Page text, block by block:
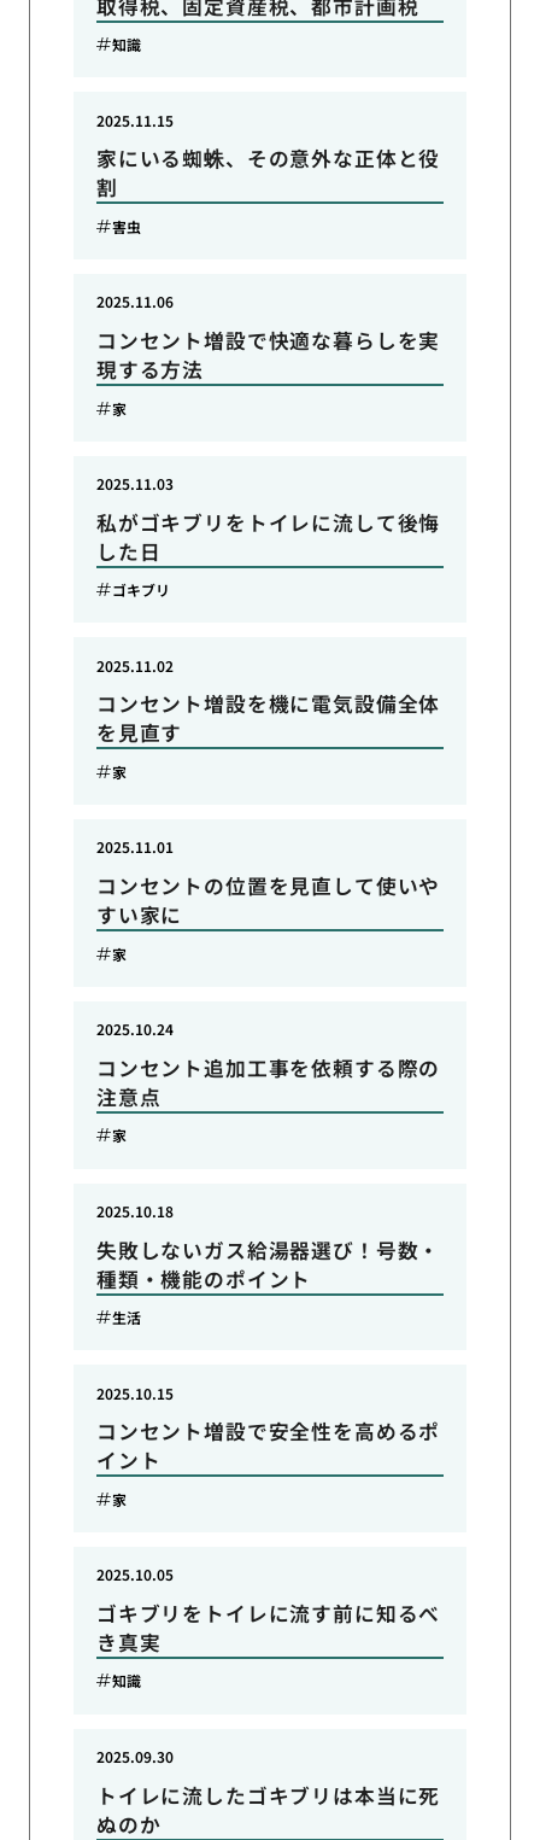
知識
家にいる蜘蛛、その意外な正体と役
割
2025.11.15
害虫
コンセント増設で快適な暮らしを実
現する方法
2025.11.06
家
私がゴキブリをトイレに流して後悔
した日
2025.11.03
ゴキブリ
コンセント増設を機に電気設備全体
を見直す
2025.11.02
家
コンセントの位置を見直して使いや
すい家に
2025.11.01
家
コンセント追加工事を依頼する際の
注意点
2025.10.24
家
失敗しないガス給湯器選び！号数・
種類・機能のポイント
2025.10.18
生活
コンセント増設で安全性を高めるポ
イント
2025.10.15
家
ゴキブリをトイレに流す前に知るべ
き真実
2025.10.05
知識
トイレに流したゴキブリは本当に死
ぬのか
2025.09.30